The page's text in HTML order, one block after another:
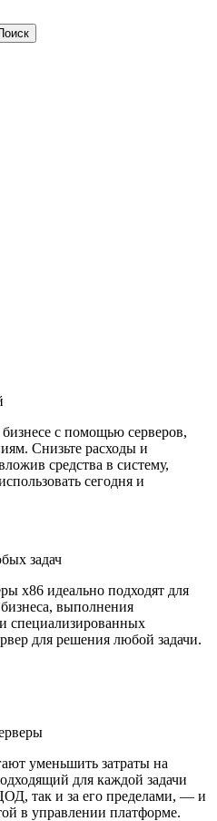
с помощью серверов,
Снизьте расходы и
средства в систему,
сегодня и
задач
x86 идеально подходят для
выполнения
специализированных
для решения любой задачи.
уменьшить затраты на
для каждой задачи
так и за его пределами, — и
в управлении платформе.